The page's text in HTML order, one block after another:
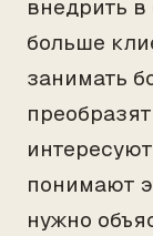
внедрить в
больше
занимать
понимают
нужно